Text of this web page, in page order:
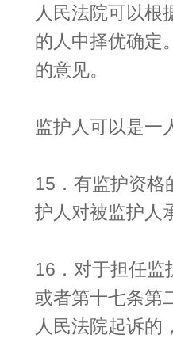
人民法院可以根
的人中择优确定
的意见。
监护人可以是一
15．有监护资格
护人对被监护人
16．对于担任监
或者第十七条第
人民法院起诉的